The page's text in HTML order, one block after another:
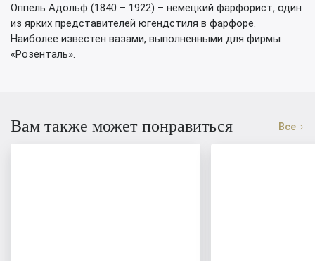
Оппель Адольф (1840 – 1922) – немецкий фарфорист, один
из ярких представителей югендстиля в фарфоре.
Наиболее известен вазами, выполненными для фирмы
«Розенталь».
Вам также может понравиться Все